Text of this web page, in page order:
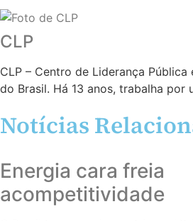
CLP
CLP – Centro de Liderança
do Brasil. Há 13 anos, trabalha
Notícias
Energia cara freia
acompetitividade